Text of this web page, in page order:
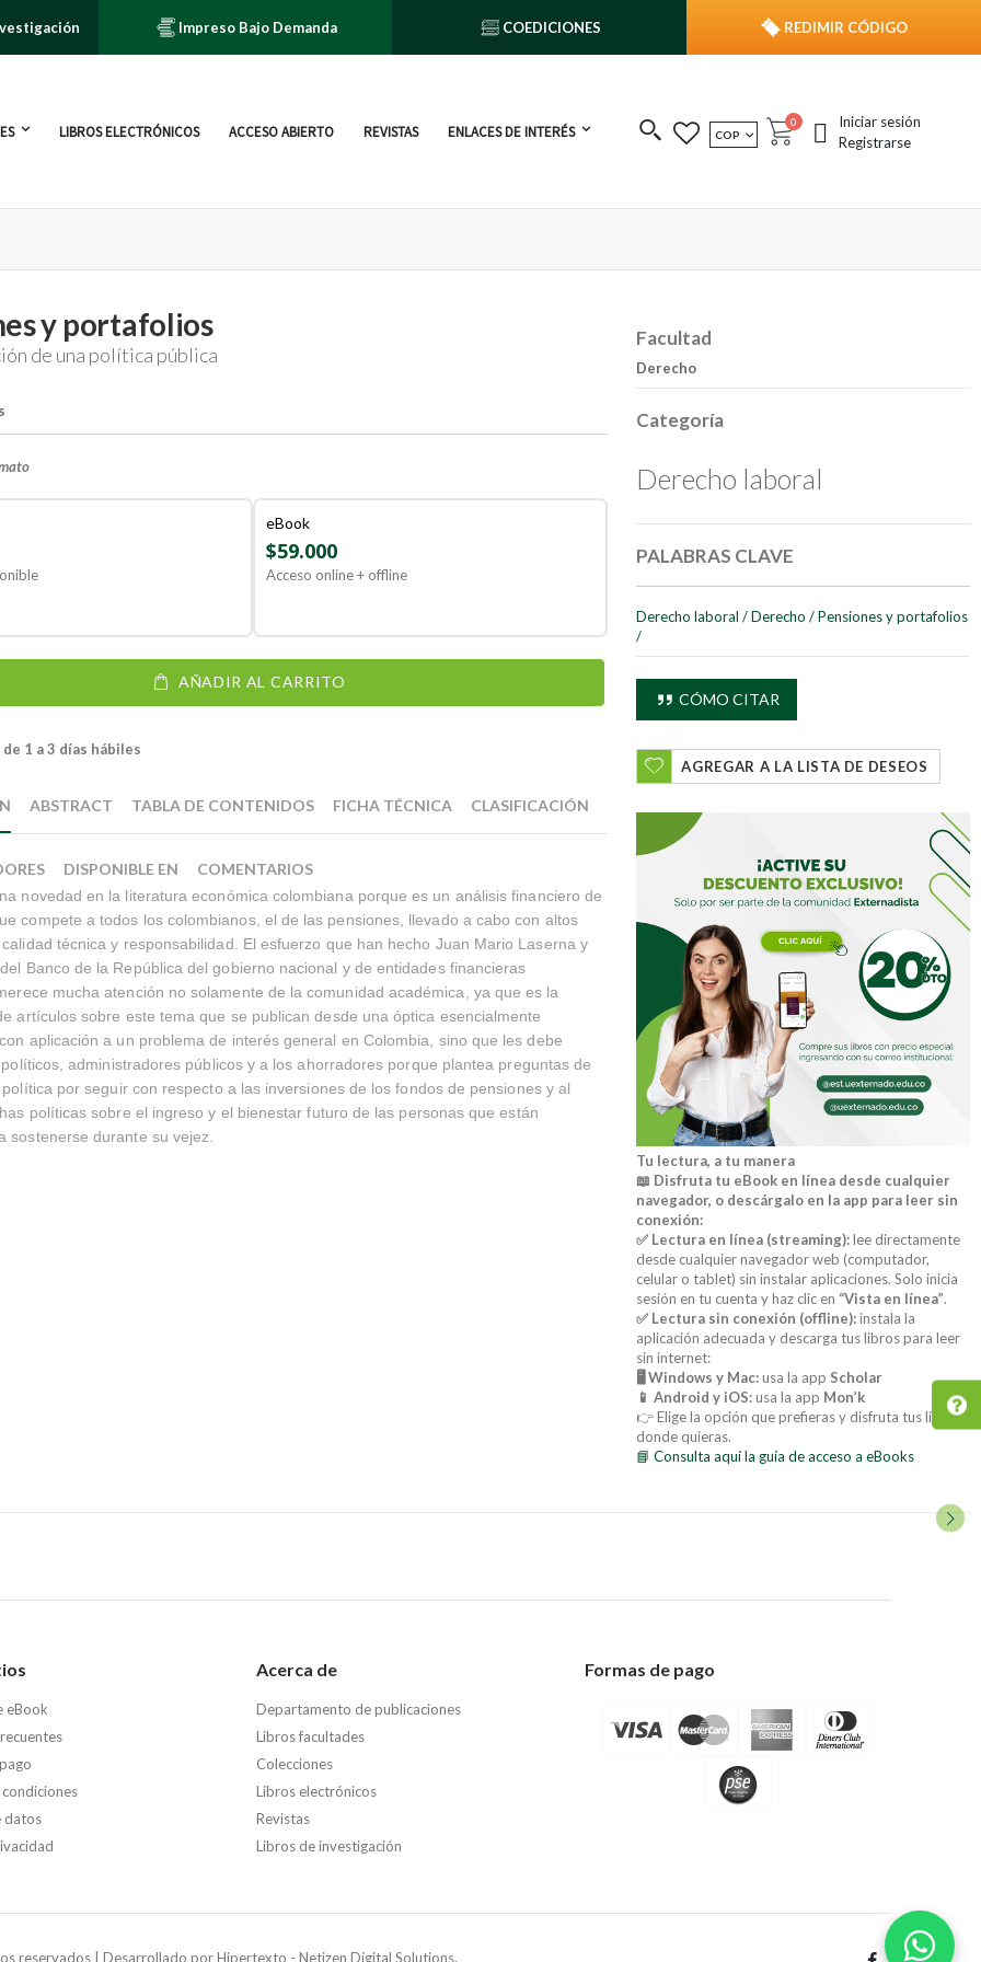
Impreso Bajo Demanda COEDICIONES REDIMIR CÓDIGO
LIBROS ELECTRÓNICOS ACCESO ABIERTO REVISTAS ENLACES DE INTERÉS MONEDA
COP Cart
0 publicacionesIniciar sesión
Registrarse
y portafolios
de una política pública
eBook
$59.000
Acceso online + offline
AÑADIR AL CARRITO
1 a 3 días hábiles
novedad en la literatura económica colombiana porque es un análisis financiero de
compete a todos los colombianos, el de las pensiones, llevado a cabo con altos
técnica y responsabilidad. El esfuerzo que han hecho Juan Mario Laserna y
Banco de la República del gobierno nacional y de entidades financieras
mucha atención no solamente de la comunidad académica, ya que es la
artículos sobre este tema que se publican desde una óptica esencialmente
aplicación a un problema de interés general en Colombia, sino que les debe
administradores públicos y a los ahorradores porque plantea preguntas de
por seguir con respecto a las inversiones de los fondos de pensiones y al
políticas sobre el ingreso y el bienestar futuro de las personas que están
sostenerse durante su vejez.
ABSTRACT TABLA DE CONTENIDOS FICHA TÉCNICA CLASIFICACIÓN
DISPONIBLE EN COMENTARIOS
Facultad
Derecho
Categoría
Derecho laboral
PALABRAS CLAVE
Derecho laboral / Derecho / Pensiones y portafolios
/
CÓMO CITAR
AGREGAR A LA LISTA DE DESEOS
Tu lectura, a tu manera
📖 Disfruta tu eBook en línea desde cualquier
navegador, o descárgalo en la app para leer sin
conexión:
✅ Lectura en línea (streaming):lee directamente
desde cualquier navegador web (computador,
celular o tablet) sin instalar aplicaciones. Solo inicia
sesión en tu cuenta y haz clic en “Vista en línea”.
✅ Lectura sin conexión (offline):instala la
aplicación adecuada y descarga tus libros para leer
sin internet:
🖥️ Windows y Mac:usa la app Scholar
📱 Android y iOS:usa la app Mon’k
👉 Elige la opción que prefieras y disfruta tus libros
donde quieras.
📘 Consulta aquí la guía de acceso a eBooks
eBook
datos
Acerca de
Departamento de publicaciones
Libros facultades
Colecciones
Libros electrónicos
Revistas
Libros de investigación
Formas de pago
reservados | Desarrollado porHipertexto - Netizen Digital Solutions.